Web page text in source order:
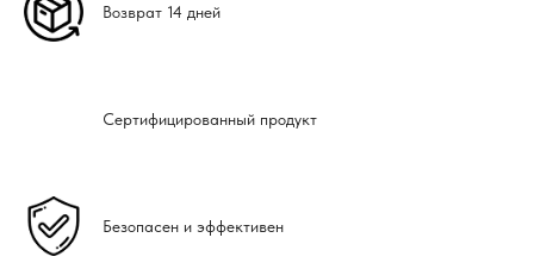
Возврат 14 дней
Сертифицированный продукт
Безопасен и эффективен